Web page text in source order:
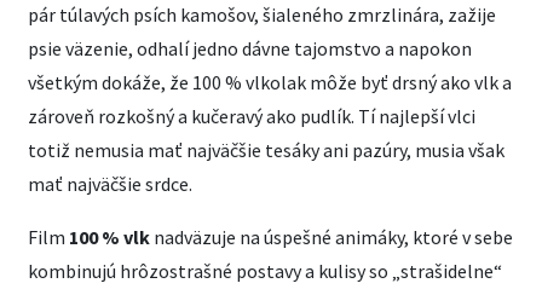
pár túlavých psích kamošov, šialeného zmrzlinára, zažije
psie väzenie, odhalí jedno dávne tajomstvo a napokon
všetkým dokáže, že 100 % vlkolak môže byť drsný ako vlk a
zároveň rozkošný a kučeravý ako pudlík. Tí najlepší vlci
totiž nemusia mať najväčšie tesáky ani pazúry, musia však
mať najväčšie srdce.
Film 100 % vlk nadväzuje na úspešné animáky, ktoré v sebe
kombinujú hrôzostrašné postavy a kulisy so „strašidelne“